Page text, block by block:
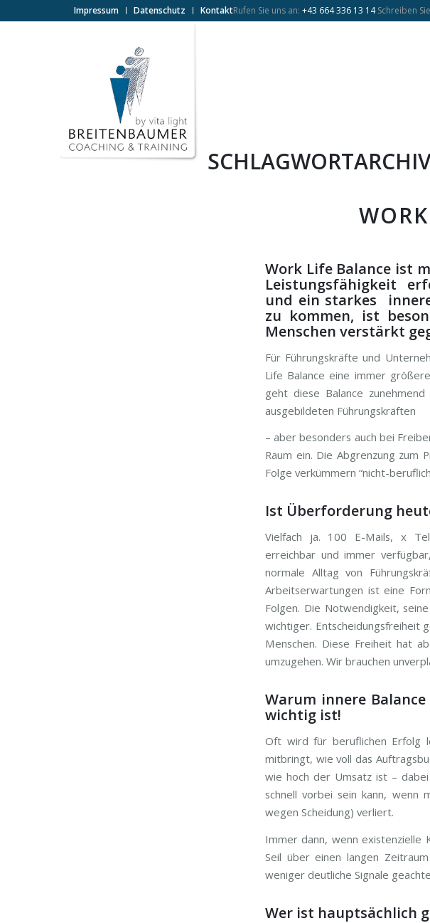
Impressum Datenschutz KontaktRufen Sie uns an: +43 664 336 13 14Schreiben
Work Life Balance ist
Leistungsfähigkeit
und ein starkes
zu kommen, ist
Menschen verstärkt
Für Führungskräfte und
Life Balance eine immer
geht diese Balance
ausgebildeten Führungskräften
– aber besonders auch bei
Raum ein. Die Abgrenzung
Folge verkümmern “nicht-
Ist Überforderung
Vielfach ja. 100 E-Mails, x
erreichbar und immer
normale Alltag von
Arbeitserwartungen ist eine
Folgen. Die Notwendigkeit,
wichtiger. Entscheidungsfreiheit
Menschen. Diese Freiheit hat
umzugehen. Wir brauchen
Warum innere
wichtig ist!
Oft wird für beruflichen Erfolg
mitbringt, wie voll das
wie hoch der Umsatz ist –
schnell vorbei sein kann, wenn
wegen Scheidung) verliert.
Immer dann, wenn existenzielle
Seil über einen langen
weniger deutliche Signale
Wer ist hauptsächlich